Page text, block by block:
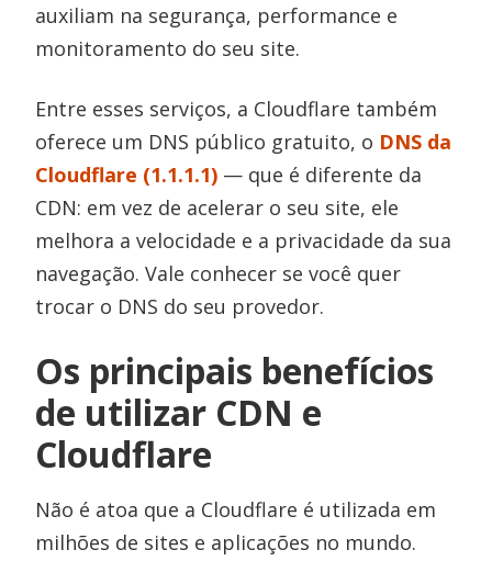
auxiliam na segurança, performance e
monitoramento do seu site.
Entre esses serviços, a Cloudflare também
oferece um DNS público gratuito, o DNS da
Cloudflare (1.1.1.1) — que é diferente da
CDN: em vez de acelerar o seu site, ele
melhora a velocidade e a privacidade da sua
navegação. Vale conhecer se você quer
trocar o DNS do seu provedor.
Os principais benefícios
de utilizar CDN e
Cloudflare
Não é atoa que a Cloudflare é utilizada em
milhões de sites e aplicações no mundo.